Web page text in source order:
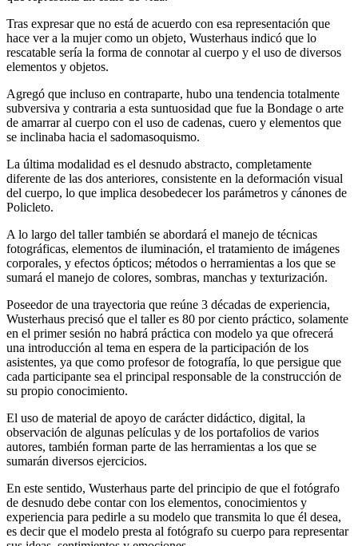
Tras expresar que no está de acuerdo con esa representación que
hace ver a la mujer como un objeto, Wusterhaus indicó que lo
rescatable sería la forma de connotar al cuerpo y el uso de diversos
elementos y objetos.
Agregó que incluso en contraparte, hubo una tendencia totalmente
subversiva y contraria a esta suntuosidad que fue la Bondage o arte
de amarrar al cuerpo con el uso de cadenas, cuero y elementos que
se inclinaba hacia el sadomasoquismo.
La última modalidad es el desnudo abstracto, completamente
diferente de las dos anteriores, consistente en la deformación visual
del cuerpo, lo que implica desobedecer los parámetros y cánones de
Policleto.
A lo largo del taller también se abordará el manejo de técnicas
fotográficas, elementos de iluminación, el tratamiento de imágenes
corporales, y efectos ópticos; métodos o herramientas a los que se
sumará el manejo de colores, sombras, manchas y texturización.
Poseedor de una trayectoria que reúne 3 décadas de experiencia,
Wusterhaus precisó que el taller es 80 por ciento práctico, solamente
en el primer sesión no habrá práctica con modelo ya que ofrecerá
una introducción al tema en espera de la participación de los
asistentes, ya que como profesor de fotografía, lo que persigue que
cada participante sea el principal responsable de la construcción de
su propio conocimiento.
El uso de material de apoyo de carácter didáctico, digital, la
observación de algunas películas y de los portafolios de varios
autores, también forman parte de las herramientas a los que se
sumarán diversos ejercicios.
En este sentido, Wusterhaus parte del principio de que el fotógrafo
de desnudo debe contar con los elementos, conocimientos y
experiencia para pedirle a su modelo que transmita lo que él desea,
es decir que el modelo presta al fotógrafo su cuerpo para representar